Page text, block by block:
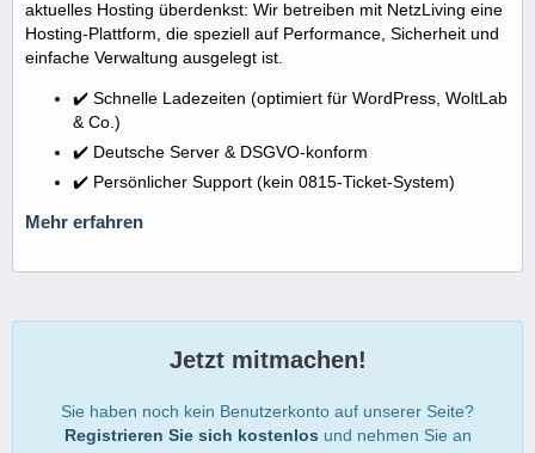
aktuelles Hosting überdenkst: Wir betreiben mit NetzLiving eine
Hosting-Plattform, die speziell auf Performance, Sicherheit und
einfache Verwaltung ausgelegt ist.
✔️ Schnelle Ladezeiten (optimiert für WordPress, WoltLab
& Co.)
✔️ Deutsche Server & DSGVO-konform
✔️ Persönlicher Support (kein 0815-Ticket-System)
Mehr erfahren
Jetzt mitmachen!
Sie haben noch kein Benutzerkonto auf unserer Seite?
Registrieren Sie sich kostenlos und nehmen Sie an